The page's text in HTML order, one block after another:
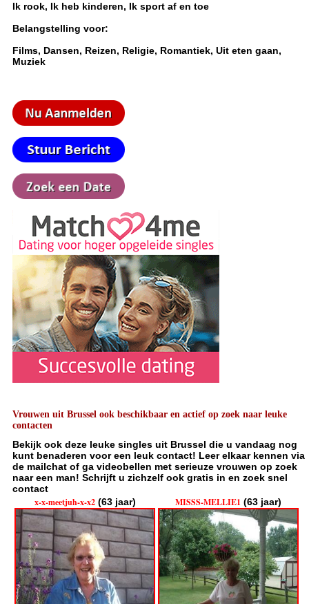
Ik rook, Ik heb kinderen, Ik sport af en toe
Belangstelling voor:
Films, Dansen, Reizen, Religie, Romantiek, Uit eten gaan,
Muziek
Vrouwen uit Brussel ook beschikbaar en actief op zoek naar leuke
contacten
Bekijk ook deze leuke singles uit Brussel die u vandaag nog
kunt benaderen voor een leuk contact! Leer elkaar kennen via
de mailchat of ga videobellen met serieuze vrouwen op zoek
naar een man! Schrijft u zichzelf ook gratis in en zoek snel
contact
x-x-meetjuh-x-x2(63 jaar) MISSS-MELLIE1 (63 jaar)